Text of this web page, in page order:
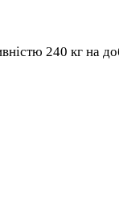
240 кг на